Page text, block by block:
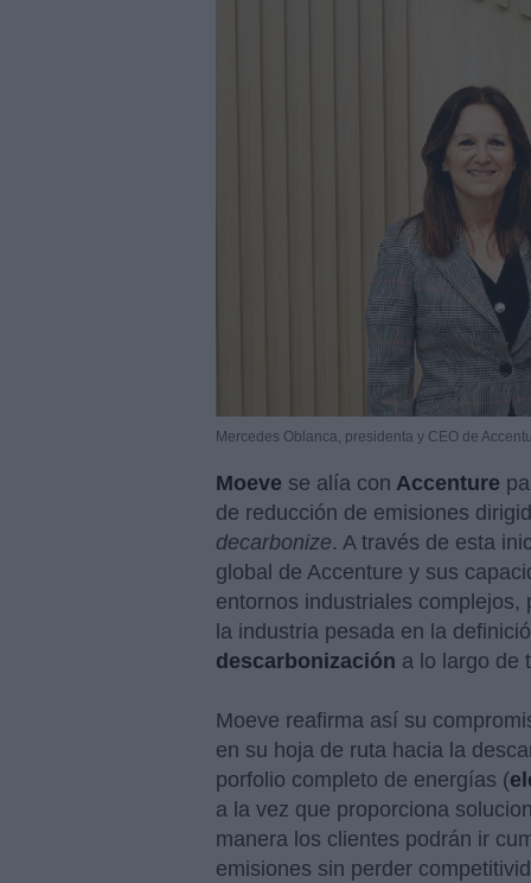
Mercedes Oblanca, presidenta y CEO de
Moeve se alía con Accenture
de reducción de emisiones
decarbonize. A través de esta
global de Accenture y sus
entornos industriales
la industria pesada en la
descarbonización a lo largo de
Moeve reafirma así su
en su hoja de ruta hacia la
porfolio completo de energías (
a la vez que proporciona
manera los clientes podrán ir
emisiones sin perder